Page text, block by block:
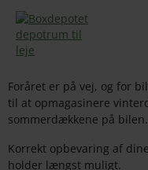
indholdet
Foråret er på vej, og for
til at opmagasinere
sommerdækkene på bilen.
Korrekt opbevaring af
holder længst muligt.